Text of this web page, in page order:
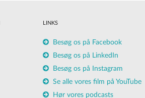
LINKS
Besøg os på Facebook
Besøg os på LinkedIn
Besøg os på Instagram
Se alle vores film på YouTube
Hør vores podcasts